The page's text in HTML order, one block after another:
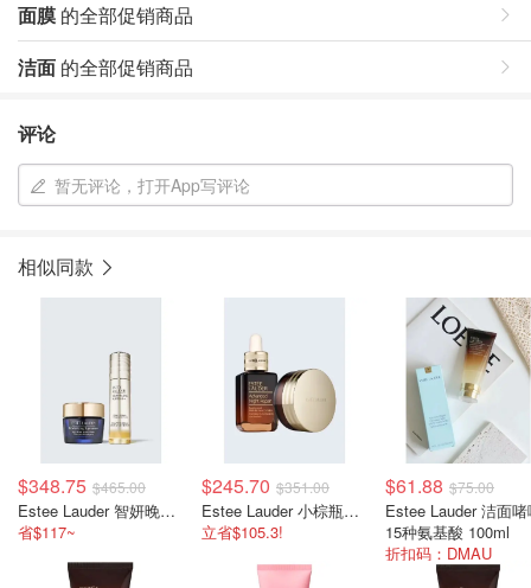
面膜 的全部促销商品
洁面 的全部促销商品
评论
暂无评论，打开App写评论
相似同款
$348.75 $465.00
Estee Lauder 智妍晚霜+精华
省$117~
$245.70 $351.00
Estee Lauder 小棕瓶精华+大棕罐套装
立省$105.3!
$61.88 $75.00
Estee Lauder 洁面
15种氨基酸 100ml
折扣码：DMAU